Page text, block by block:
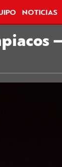
NOTICIAS